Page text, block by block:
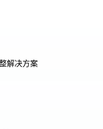
解决方案